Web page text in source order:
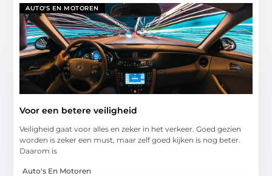
AUTO'S EN MOTOREN
Voor een betere veiligheid
Veiligheid gaat voor alles en zeker in het verkeer. Goed gezien
worden is zeker een must, maar zelf goed kijken is nog beter.
Daarom is
Auto's En Motoren